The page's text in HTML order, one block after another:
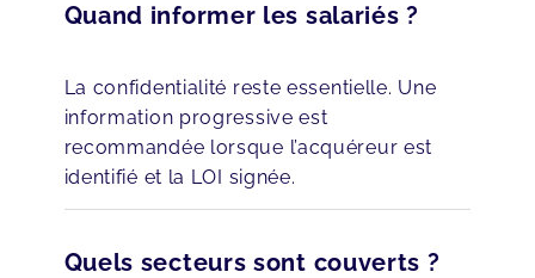
Quand informer les salariés ?
La confidentialité reste essentielle. Une
information progressive est
recommandée lorsque l’acquéreur est
identifié et la LOI signée.
Quels secteurs sont couverts ?